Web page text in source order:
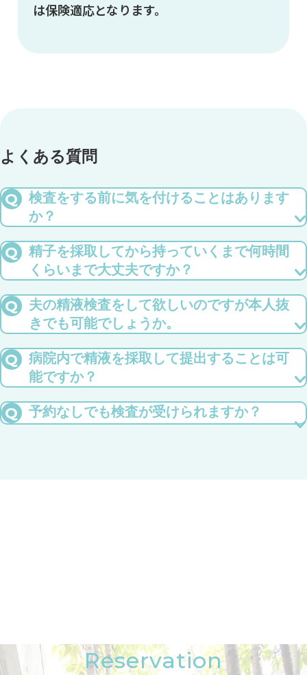
は保険適応となります。
よくある質問
Q
検査をする前に気を付けることはあります
か？
が短すぎても長すぎても良い結果が出ない可能性があります。
Q
精子を採取してから持っていくまで何時間
くらいまで大丈夫ですか？
安にとお伝えしております。夏場や冬場は過度な温度変化を避け
てお持ちください。
Q
夫の精液検査をして欲しいのですが本人抜
きでも可能でしょうか。
が必要となりますのでその際はご来院ください。
Q
病院内で精液を採取して提出することは可
能ですか？
取し提出してもらう必要があります。採取後1時間程度で検体を提
出できる方に限られます。
Q 予約なしでも検査が受けられますか？
検体を提出する日に関しては必ず事前に予約をしてください。検
Reservation